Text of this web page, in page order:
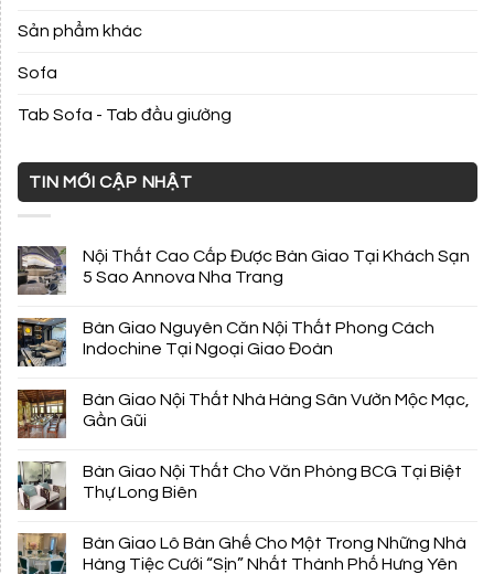
Sản phẩm khác
Sofa
Tab Sofa - Tab đầu giường
TIN MỚI CẬP NHẬT
Nội Thất Cao Cấp Được Bàn Giao Tại Khách Sạn
5 Sao Annova Nha Trang
Bàn Giao Nguyên Căn Nội Thất Phong Cách
Indochine Tại Ngoại Giao Đoàn
Bàn Giao Nội Thất Nhà Hàng Sân Vườn Mộc Mạc,
Gần Gũi
Bàn Giao Nội Thất Cho Văn Phòng BCG Tại Biệt
Thự Long Biên
Bàn Giao Lô Bàn Ghế Cho Một Trong Những Nhà
Hàng Tiệc Cưới “Sịn” Nhất Thành Phố Hưng Yên